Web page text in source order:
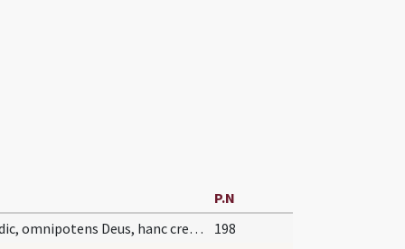
P.N
Benedic, omnipotens Deus, hanc creaturam salis tua benedictione caelesti, in nomine Domini nostri Iesu Christi et in virtute Sancti Spiritus tui, ad effugandum inimicum, quam sanctificando sanctifices et benedicendo benedicas, fiatque omnibus accipientibus perfecta medicina permanens in visceribus sumentium: in nomine Domini nostri Iesu Christi.
198